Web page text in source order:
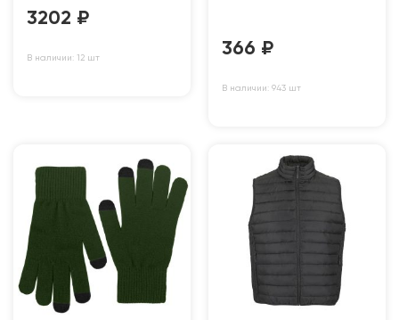
3202 ₽
В наличии: 12 шт 366 ₽
В наличии: 943 шт